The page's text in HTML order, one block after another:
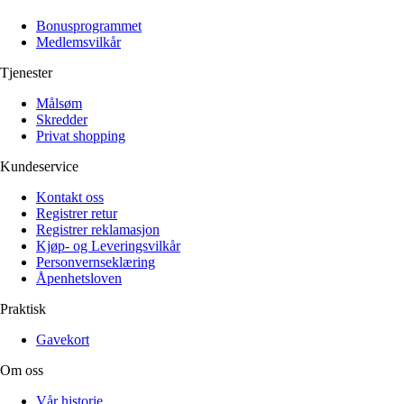
Klær
Reise
Informasjon
Tilbehør
Lukk
Alle artikler
Klær
Reise
Informasjon
Tilbehør
Målsøm
Lukk
Bonusprogrammet
Medlemsvilkår
Tjenester
Målsøm
Skredder
Privat shopping
Kundeservice
Kontakt oss
Registrer retur
Registrer reklamasjon
Kjøp- og Leveringsvilkår
Personvernseklæring
Åpenhetsloven
Praktisk
Gavekort
Om oss
Vår historie